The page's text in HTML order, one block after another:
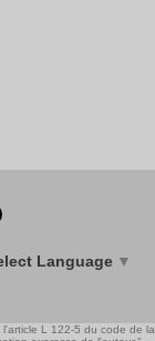
Language ▼
L 122-5 du code de la